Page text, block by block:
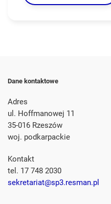
Dane kontaktowe
Adres
ul. Hoffmanowej 11
35-016 Rzeszów
woj. podkarpackie
Kontakt
tel. 17 748 2030
sekretariat@sp3.resman.pl